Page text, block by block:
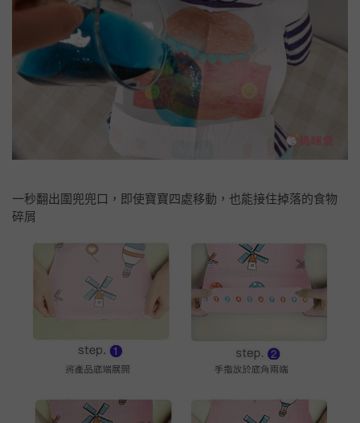
一秒翻出圍兜兜口，即使寶寶四處移動，也能接住掉落的食物
碎屑